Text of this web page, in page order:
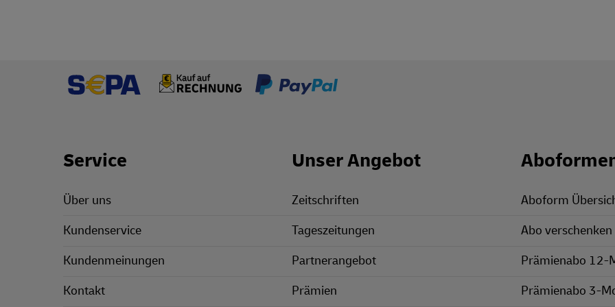
Footer Links
Service
Über uns
Kundenservice
Kundenmeinungen
Kontakt
Unser Angebot
Zeitschriften
Tageszeitungen
Partnerangebot
Prämien
Aboform
Abo verschenken
Prämienabo 12-
Prämienabo 3-